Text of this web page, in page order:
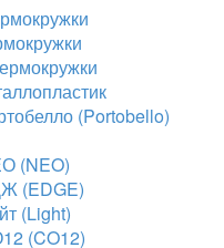
(Portobello)
(NEO)
(EDGE)
(Light)
(CO12)